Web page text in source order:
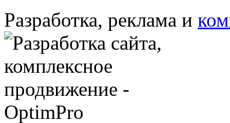
Разработка, реклама и